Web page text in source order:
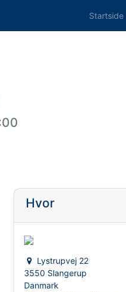
Startside
Hvor
Lystrupvej 22
3550 Slangerup
Danmark